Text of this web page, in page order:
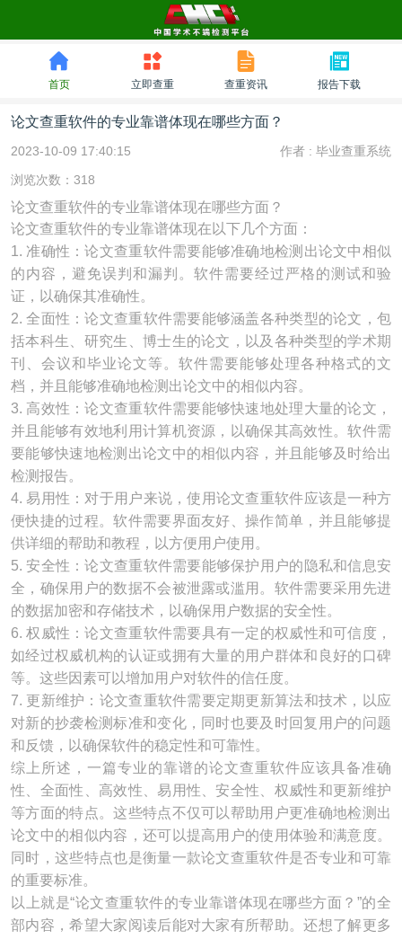
首页 立即查重 查重资讯 报告下载
论文查重软件的专业靠谱体现在哪些方面？
2023-10-09 17:40:15 作者 : 毕业查重系统
浏览次数：318
论文查重软件的专业靠谱体现在哪些方面？
论文查重软件的专业靠谱体现在以下几个方面：
1. 准确性：论文查重软件需要能够准确地检测出论文中相似
的内容，避免误判和漏判。软件需要经过严格的测试和验
证，以确保其准确性。
2. 全面性：论文查重软件需要能够涵盖各种类型的论文，包
括本科生、研究生、博士生的论文，以及各种类型的学术期
刊、会议和毕业论文等。软件需要能够处理各种格式的文
档，并且能够准确地检测出论文中的相似内容。
3. 高效性：论文查重软件需要能够快速地处理大量的论文，
并且能够有效地利用计算机资源，以确保其高效性。软件需
要能够快速地检测出论文中的相似内容，并且能够及时给出
检测报告。
4. 易用性：对于用户来说，使用论文查重软件应该是一种方
便快捷的过程。软件需要界面友好、操作简单，并且能够提
供详细的帮助和教程，以方便用户使用。
5. 安全性：论文查重软件需要能够保护用户的隐私和信息安
全，确保用户的数据不会被泄露或滥用。软件需要采用先进
的数据加密和存储技术，以确保用户数据的安全性。
6. 权威性：论文查重软件需要具有一定的权威性和可信度，
如经过权威机构的认证或拥有大量的用户群体和良好的口碑
等。这些因素可以增加用户对软件的信任度。
7. 更新维护：论文查重软件需要定期更新算法和技术，以应
对新的抄袭检测标准和变化，同时也要及时回复用户的问题
和反馈，以确保软件的稳定性和可靠性。
综上所述，一篇专业的靠谱的论文查重软件应该具备准确
性、全面性、高效性、易用性、安全性、权威性和更新维护
等方面的特点。这些特点不仅可以帮助用户更准确地检测出
论文中的相似内容，还可以提高用户的使用体验和满意度。
同时，这些特点也是衡量一款论文查重软件是否专业和可靠
的重要标准。
以上就是“论文查重软件的专业靠谱体现在哪些方面？”的全
部内容，希望大家阅读后能对大家有所帮助。还想了解更多